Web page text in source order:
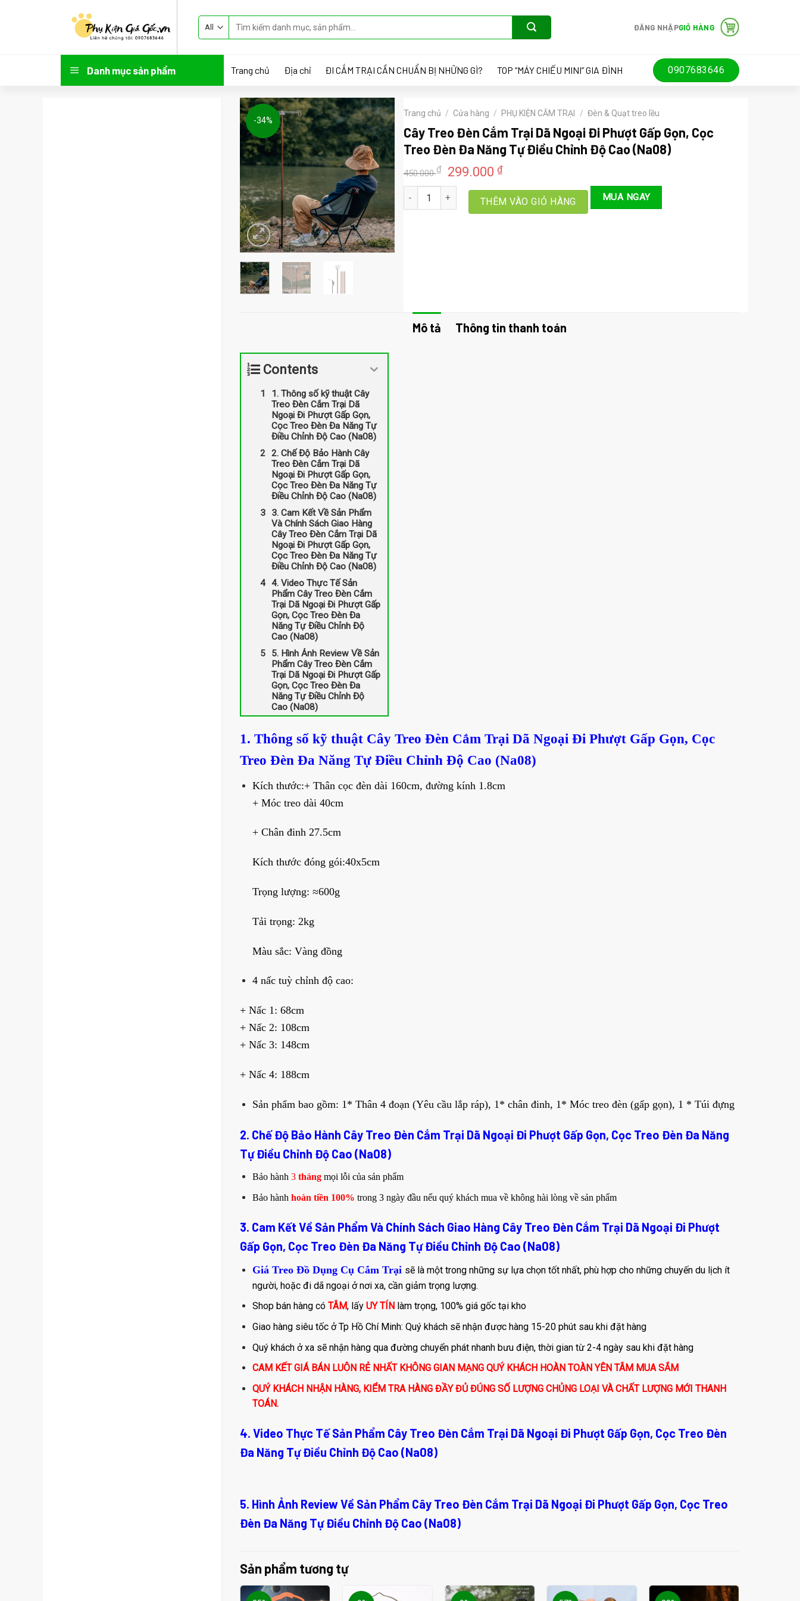
ĐĂNG NHẬPGIỎ HÀNG
Danh mục sản phẩm Trang chủ Địa chỉ ĐI CẮM TRẠI CẦN CHUẨN BỊ NHỮNG GÌ? TOP “MÁY CHIẾU MINI” GIA ĐÌNH 0907683646
-34%
Trang chủ / Cửa hàng / PHỤ KIỆN CẮM TRẠI / Đèn & Quạt treo lều
Cây Treo Đèn Cắm Trại Dã Ngoại Đi Phượt Gấp Gọn, Cọc
Treo Đèn Đa Năng Tự Điều Chỉnh Độ Cao (Na08)
450.000₫
Giá
gốc
là:
450.000 ₫.
299.000₫Giá
tại
là:
Cây Treo Đèn Cắm Trại Dã Ngoại Đi Phượt Gấp Gọn, Cọc Treo Đèn Đa Năng Tự Điều Chỉnh Độ Cao
THÊM VÀO GIỎ HÀNG MUA NGAY
Mô tả Thông tin thanh toán
Contents
1. Thông số kỹ thuật Cây
Treo Đèn Cắm Trại Dã
Ngoại Đi Phượt Gấp Gọn,
Cọc Treo Đèn Đa Năng Tự
Điều Chỉnh Độ Cao (Na08)
2. Chế Độ Bảo Hành Cây
Treo Đèn Cắm Trại Dã
Ngoại Đi Phượt Gấp Gọn,
Cọc Treo Đèn Đa Năng Tự
Điều Chỉnh Độ Cao (Na08)
3. Cam Kết Về Sản Phẩm
Và Chính Sách Giao Hàng
Cây Treo Đèn Cắm Trại Dã
Ngoại Đi Phượt Gấp Gọn,
Cọc Treo Đèn Đa Năng Tự
Điều Chỉnh Độ Cao (Na08)
4. Video Thực Tế Sản
Phẩm Cây Treo Đèn Cắm
Trại Dã Ngoại Đi Phượt Gấp
Gọn, Cọc Treo Đèn Đa
Năng Tự Điều Chỉnh Độ
Cao (Na08)
5. Hình Ảnh Review Về Sản
Phẩm Cây Treo Đèn Cắm
Trại Dã Ngoại Đi Phượt Gấp
Gọn, Cọc Treo Đèn Đa
Năng Tự Điều Chỉnh Độ
Cao (Na08)
1. Thông số kỹ thuật Cây Treo Đèn Cắm Trại Dã Ngoại Đi Phượt Gấp Gọn, Cọc
Treo Đèn Đa Năng Tự Điều Chỉnh Độ Cao (Na08)
Kích thước:+ Thân cọc đèn dài 160cm, đường kính 1.8cm
+ Móc treo dài 40cm
+ Chân đinh 27.5cm
Kích thước đóng gói:40x5cm
Trọng lượng: ≈600g
Tải trọng: 2kg
Màu sắc: Vàng đồng
4 nấc tuỳ chỉnh độ cao:
+ Nấc 1: 68cm
+ Nấc 2: 108cm
+ Nấc 3: 148cm
+ Nấc 4: 188cm
Sản phẩm bao gồm: 1* Thân 4 đoạn (Yêu cầu lắp ráp), 1* chân đinh, 1* Móc treo đèn (gấp gọn), 1 * Túi đựng
2. Chế Độ Bảo Hành Cây Treo Đèn Cắm Trại Dã Ngoại Đi Phượt Gấp Gọn, Cọc Treo Đèn Đa Năng
Tự Điều Chỉnh Độ Cao (Na08)
Bảo hành 3thángmọi lỗi của sản phẩm
Bảo hành hoàn tiền 100% trong 3 ngày đầu nếu quý khách mua về không hài lòng về sản phẩm
3. Cam Kết Về Sản Phẩm Và Chính Sách Giao Hàng Cây Treo Đèn Cắm Trại Dã Ngoại Đi Phượt
Gấp Gọn, Cọc Treo Đèn Đa Năng Tự Điều Chỉnh Độ Cao (Na08)
Giá Treo Đồ Dụng Cụ Cắm Trại sẽ là một trong những sự lựa chọn tốt nhất, phù hợp cho những chuyến du lịch ít
người, hoặc đi dã ngoại ở nơi xa, cần giảm trọng lượng.
Shop bán hàng có TÂM, lấy UY TÍN làm trọng, 100% giá gốc tại kho
Giao hàng siêu tốc ở Tp Hồ Chí Minh: Quý khách sẽ nhận được hàng 15-20 phút sau khi đặt hàng
Quý khách ở xa sẽ nhận hàng qua đường chuyển phát nhanh bưu điện, thời gian từ 2-4 ngày sau khi đặt hàng
CAM KẾT GIÁ BÁN LUÔN RẺ NHẤT KHÔNG GIAN MẠNG QUÝ KHÁCH HOÀN TOÀN YÊN TÂM MUA SẮM
QUÝ KHÁCH NHẬN HÀNG, KIỂM TRA HÀNG ĐẦY ĐỦ ĐÚNG SỐ LƯỢNG CHỦNG LOẠI VÀ CHẤT LƯỢNG MỚI THANH
TOÁN.
4. Video Thực Tế Sản Phẩm Cây Treo Đèn Cắm Trại Dã Ngoại Đi Phượt Gấp Gọn, Cọc Treo Đèn
Đa Năng Tự Điều Chỉnh Độ Cao (Na08)
5. Hình Ảnh Review Về Sản Phẩm Cây Treo Đèn Cắm Trại Dã Ngoại Đi Phượt Gấp Gọn, Cọc Treo
Đèn Đa Năng Tự Điều Chỉnh Độ Cao (Na08)
Sản phẩm tương tự